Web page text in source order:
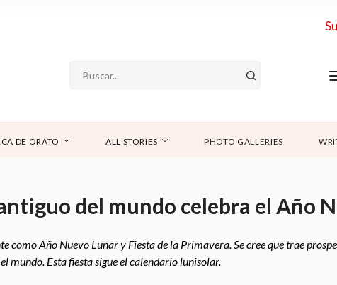
DE ORATO ALL STORIES PHOTO GALLERIES
del mundo celebra el Año
como Año Nuevo Lunar y Fiesta de la Primavera. Se cree que trae
mundo. Esta fiesta sigue el calendario lunisolar.